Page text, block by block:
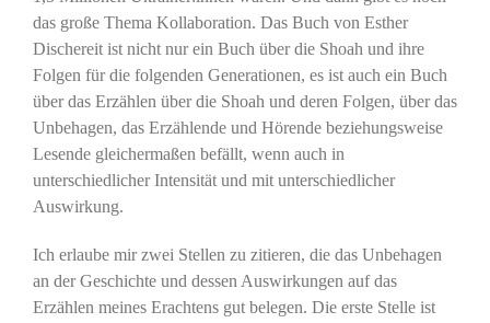
das große Thema Kollaboration. Das Buch von Esther
Dischereit ist nicht nur ein Buch über die Shoah und ihre
Folgen für die folgenden Generationen, es ist auch ein Buch
über das Erzählen über die Shoah und deren Folgen, über das
Unbehagen, das Erzählende und Hörende beziehungsweise
Lesende gleichermaßen befällt, wenn auch in
unterschiedlicher Intensität und mit unterschiedlicher
Auswirkung.
Ich erlaube mir zwei Stellen zu zitieren, die das Unbehagen
an der Geschichte und dessen Auswirkungen auf das
Erzählen meines Erachtens gut belegen. Die erste Stelle ist